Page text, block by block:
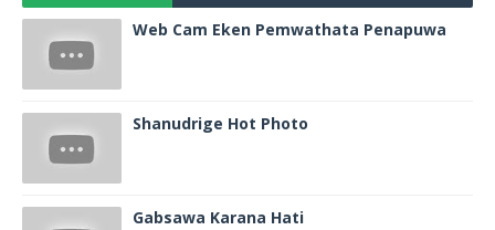
Web Cam Eken Pemwathata Penapuwa
Shanudrige Hot Photo
Gabsawa Karana Hati